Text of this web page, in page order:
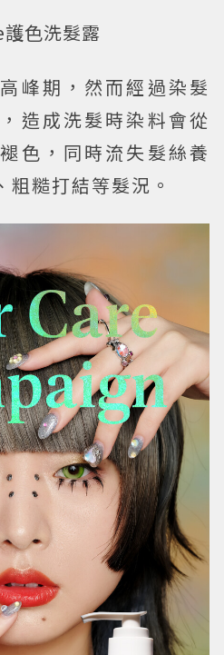
色洗髮露
峰期，然而經過染髮
造成洗髮時染料會從
色，同時流失髮絲養
糙打結等髮況。